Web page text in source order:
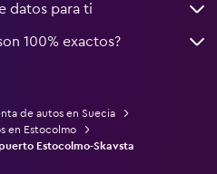
datos para ti
100% exactos?
de autos en Suecia
en Estocolmo
Estocolmo-Skavsta